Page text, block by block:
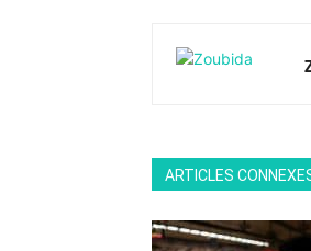
ARTICLES